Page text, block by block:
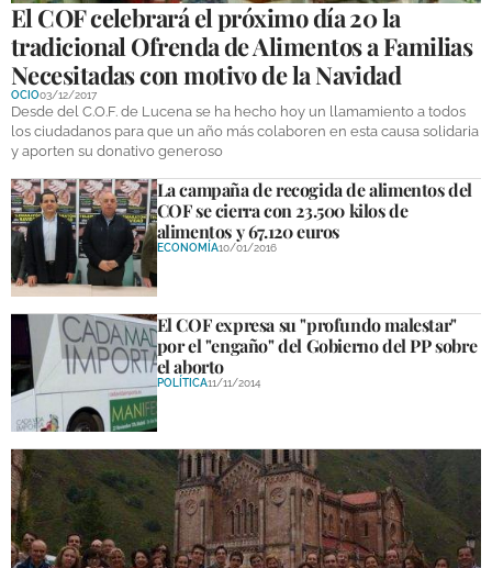
El COF celebrará el próximo día 20 la
tradicional Ofrenda de Alimentos a Familias
Necesitadas con motivo de la Navidad
OCIO03/12/2017
Desde del C.O.F. de Lucena se ha hecho hoy un llamamiento a todos
los ciudadanos para que un año más colaboren en esta causa solidaria
y aporten su donativo generoso
La campaña de recogida de alimentos del
COF se cierra con 23.500 kilos de
alimentos y 67.120 euros
ECONOMÍA10/01/2016
El COF expresa su "profundo malestar"
por el "engaño" del Gobierno del PP sobre
el aborto
POLÍTICA11/11/2014